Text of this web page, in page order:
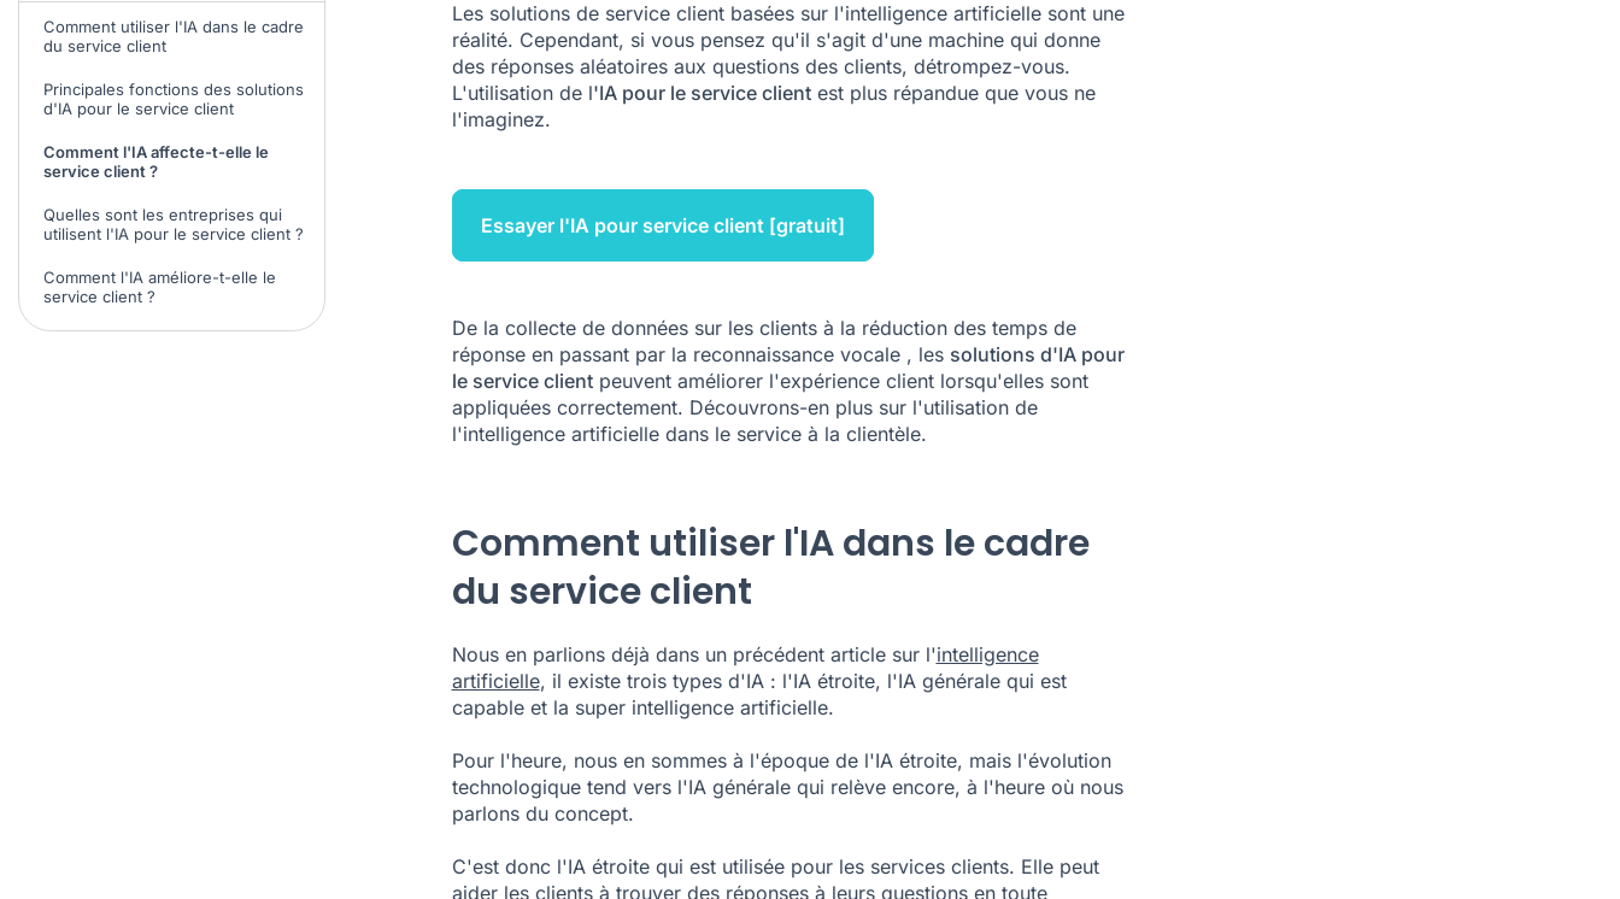
Comment utiliser l'IA dans le cadre
du service client
Principales fonctions des solutions
d'IA pour le service client
Comment l'IA affecte-t-elle le
service client ?
Quelles sont les entreprises qui
utilisent l'IA pour le service client ?
Comment l'IA améliore-t-elle le
service client ?
Les solutions de service client basées sur l'intelligence artificielle sont une
réalité. Cependant, si vous pensez qu'il s'agit d'une machine qui donne
des réponses aléatoires aux questions des clients, détrompez-vous.
L'utilisation de l'IA pour le service clientest plus répandue que vous ne
l'imaginez.
Essayer l'IA pour service client [gratuit]
De la collecte de données sur les clients à la réduction des temps de
réponse en passant par la reconnaissance vocale , les solutions d'IA pour
le service clientpeuvent améliorer l'expérience client lorsqu'elles sont
appliquées correctement. Découvrons-en plus sur l'utilisation de
l'intelligence artificielle dans le service à la clientèle.
Comment utiliser l'IA dans le cadre
du service client
Nous en parlions déjà dans un précédent article sur l'intelligence
artificielle, il existe trois types d'IA : l'IA étroite, l'IA générale qui est
capable et la super intelligence artificielle.
Pour l'heure, nous en sommes à l'époque de l'IA étroite, mais l'évolution
technologique tend vers l'IA générale qui relève encore, à l'heure où nous
parlons du concept.
C'est donc l'IA étroite qui est utilisée pour les services clients. Elle peut
aider les clients à trouver des réponses à leurs questions en toute